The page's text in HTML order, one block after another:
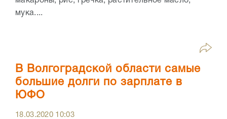
мука....
В Волгоградской области самые
большие долги по зарплате в
ЮФО
18.03.2020 10:03